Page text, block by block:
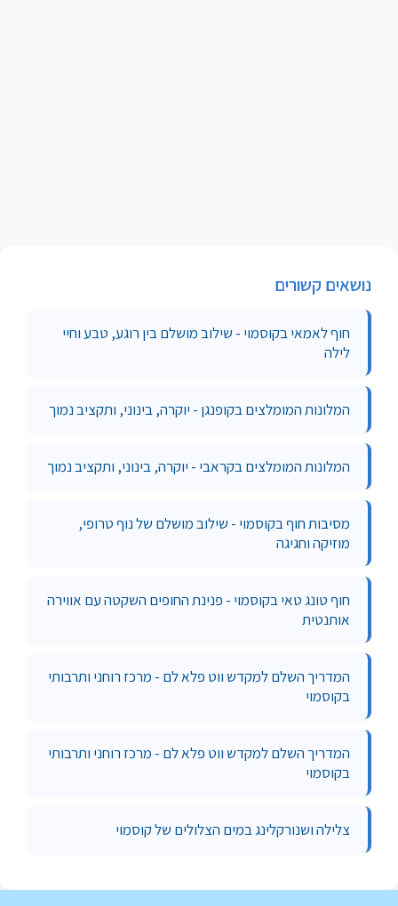
נושאים קשורים
חוף לאמאי בקוסמוי - שילוב מושלם בין רוגע, טבע וחיי
לילה
המלונות המומלצים בקופנגן - יוקרה, בינוני, ותקציב נמוך
המלונות המומלצים בקראבי - יוקרה, בינוני, ותקציב נמוך
מסיבות חוף בקוסמוי - שילוב מושלם של נוף טרופי,
מוזיקה וחגיגה
חוף טונג טאי בקוסמוי - פנינת החופים השקטה עם אווירה
אותנטית
המדריך השלם למקדש ווט פלא לם - מרכז רוחני ותרבותי
בקוסמוי
המדריך השלם למקדש ווט פלא לם - מרכז רוחני ותרבותי
בקוסמוי
צלילה ושנורקלינג במים הצלולים של קוסמוי